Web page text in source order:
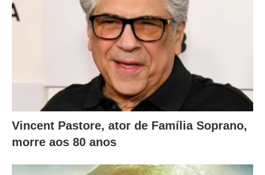
Vincent Pastore, ator de Família Soprano,
morre aos 80 anos